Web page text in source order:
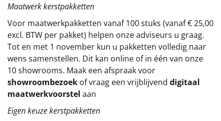
Alle overige
Maatwerk kerstpakketten
Voor maatwerkpakketten vanaf 100 stuks (vanaf € 25,00
excl. BTW per pakket) helpen onze adviseurs u graag.
Tot en met 1 november kun u pakketten volledig naar
wens samenstellen. Dit kan online of in één van onze
10 showrooms. Maak een afspraak voor
showroombezoek of vraag een vrijblijvend digitaal
maatwerkvoorstel aan
Eigen keuze kerstpakketten